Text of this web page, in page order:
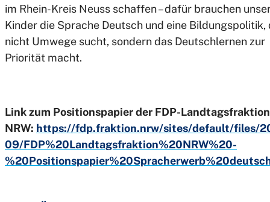
im Rhein-Kreis Neuss schaffen – dafür brauchen
Kinder die Sprache Deutsch und eine Bildungspolitik,
nicht Umwege sucht, sondern das Deutschlernen zur
Priorität macht.
Link zum Positionspapier der FDP-Landtagsfraktion
NRW: https://fdp.fraktion.nrw/sites/default/files/
09/FDP%20Landtagsfraktion%20NRW%20-